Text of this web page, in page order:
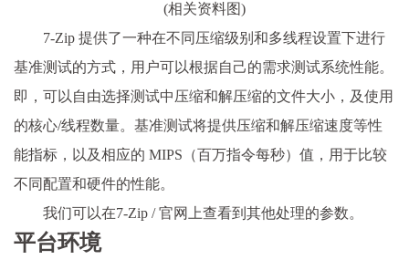
(相关资料图)
7-Zip 提供了一种在不同压缩级别和多线程设置下进行
基准测试的方式，用户可以根据自己的需求测试系统性能。
即，可以自由选择测试中压缩和解压缩的文件大小，及使用
的核心/线程数量。基准测试将提供压缩和解压缩速度等性
能指标，以及相应的 MIPS（百万指令每秒）值，用于比较
不同配置和硬件的性能。
我们可以在7-Zip / 官网上查看到其他处理的参数。
平台环境